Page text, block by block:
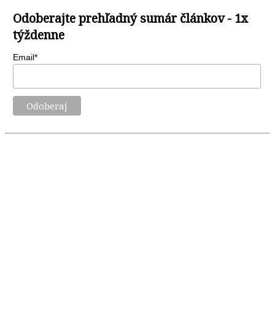
Odoberajte prehľadný sumár článkov - 1x
týždenne
Email*